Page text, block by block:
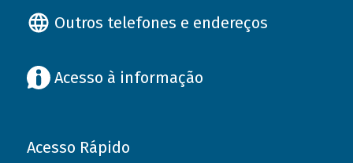
Outros telefones e endereços
Acesso à informação
Acesso Rápido